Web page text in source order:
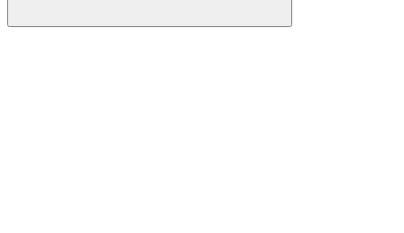
Buscar